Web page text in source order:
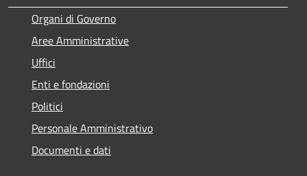
Organi di Governo
Aree Amministrative
Uffici
Enti e fondazioni
Politici
Personale Amministrativo
Documenti e dati